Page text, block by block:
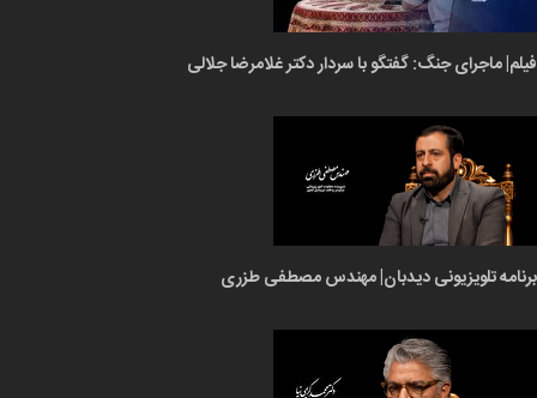
فیلم| ماجرای جنگ: گفتگو با سردار دکتر غلامرضا جلالی
برنامه تلویزیونی دیدبان| مهندس مصطفی طزری